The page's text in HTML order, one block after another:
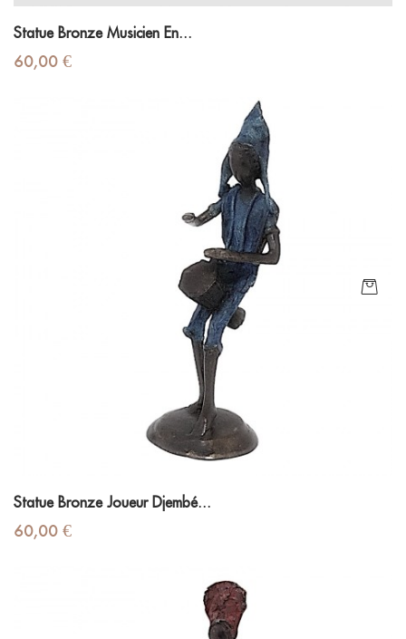
Statue Bronze Musicien En...
Prix
60,00 €
Statue Bronze Joueur Djembé...
Prix
60,00 €